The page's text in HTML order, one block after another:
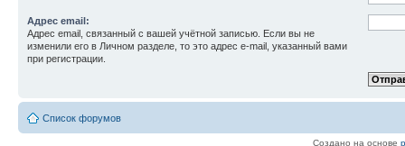
Адрес email:
Адрес email, связанный с вашей учётной записью. Если вы не
изменили его в Личном разделе, то это адрес e-mail, указанный вами
при регистрации.
Список форумов
Создано на основе